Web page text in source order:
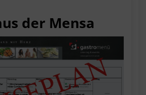
der Mensa